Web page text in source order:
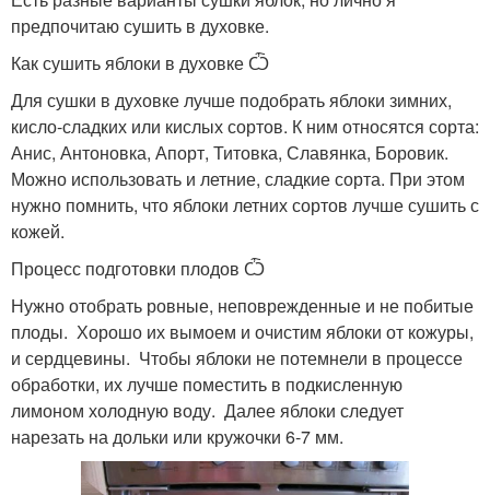
предпочитаю сушить в духовке.
Как сушить яблоки в духовке Ѽ
Для сушки в духовке лучше подобрать яблоки зимних,
кисло-сладких или кислых сортов. К ним относятся сорта:
Анис, Антоновка, Апорт, Титовка, Славянка, Боровик.
Можно использовать и летние, сладкие сорта. При этом
нужно помнить, что яблоки летних сортов лучше сушить с
кожей.
Процесс подготовки плодов Ѽ
Нужно отобрать ровные, неповрежденные и не побитые
плоды. Хорошо их вымоем и очистим яблоки от кожуры,
и сердцевины. Чтобы яблоки не потемнели в процессе
обработки, их лучше поместить в подкисленную
лимоном холодную воду. Далее яблоки следует
нарезать на дольки или кружочки 6-7 мм.